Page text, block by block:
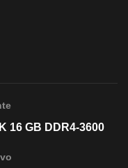
16 GB DDR4-3600